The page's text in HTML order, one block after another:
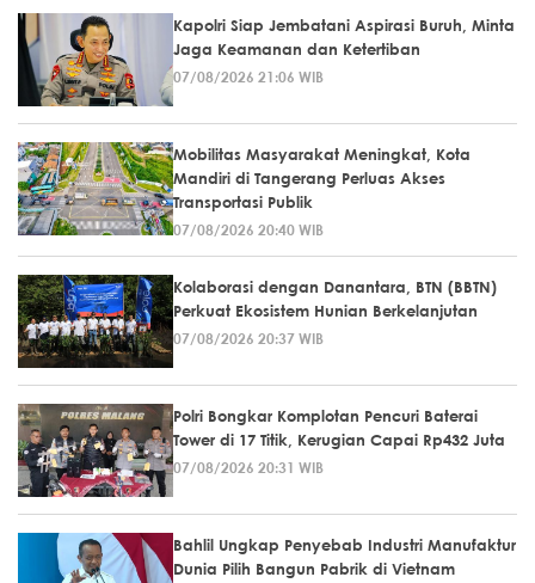
Kapolri Siap Jembatani Aspirasi Buruh, Minta
Jaga Keamanan dan Ketertiban
07/08/2026 21:06 WIB
Mobilitas Masyarakat Meningkat, Kota
Mandiri di Tangerang Perluas Akses
Transportasi Publik
07/08/2026 20:40 WIB
Kolaborasi dengan Danantara, BTN (BBTN)
Perkuat Ekosistem Hunian Berkelanjutan
07/08/2026 20:37 WIB
Polri Bongkar Komplotan Pencuri Baterai
Tower di 17 Titik, Kerugian Capai Rp432 Juta
07/08/2026 20:31 WIB
Bahlil Ungkap Penyebab Industri Manufaktur
Dunia Pilih Bangun Pabrik di Vietnam